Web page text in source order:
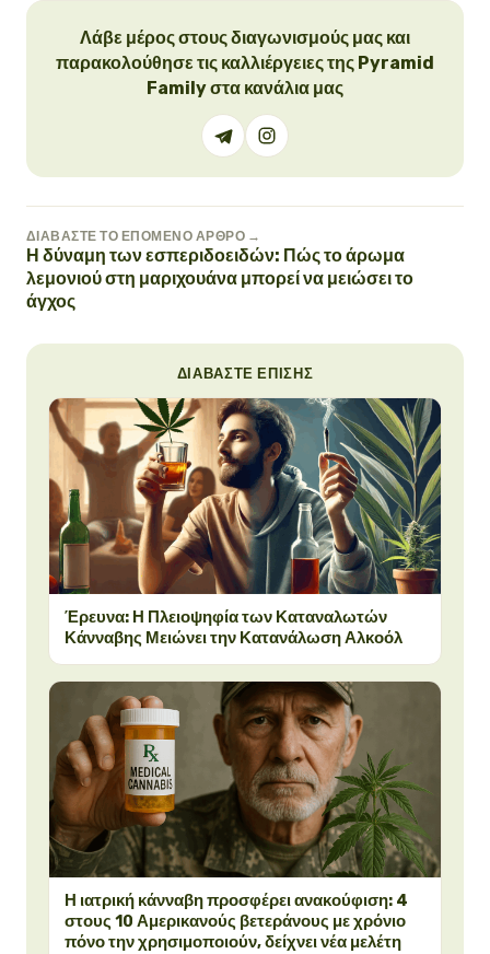
Λάβε μέρος στους διαγωνισμούς μας και
παρακολούθησε τις καλλιέργειες της Pyramid
Family στα κανάλια μας
ΔΙΑΒΆΣΤΕ ΤΟ ΕΠΌΜΕΝΟ ΆΡΘΡΟ →
Η δύναμη των εσπεριδοειδών: Πώς το άρωμα
λεμονιού στη μαριχουάνα μπορεί να μειώσει το
άγχος
ΔΙΑΒΆΣΤΕ ΕΠΊΣΗΣ
Έρευνα: Η Πλειοψηφία των Καταναλωτών
Κάνναβης Μειώνει την Κατανάλωση Αλκοόλ
Η ιατρική κάνναβη προσφέρει ανακούφιση: 4
στους 10 Αμερικανούς βετεράνους με χρόνιο
πόνο την χρησιμοποιούν, δείχνει νέα μελέτη